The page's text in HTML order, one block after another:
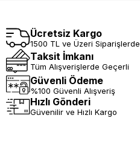
Ücretsiz Kargo
1500 TL ve Üzeri Siparişlerde
Taksit İmkanı
Tüm Alışverişlerde Geçerli
Güvenli Ödeme
%100 Güvenli Alışveriş
Hızlı Gönderi
Güvenilir ve Hızlı Kargo